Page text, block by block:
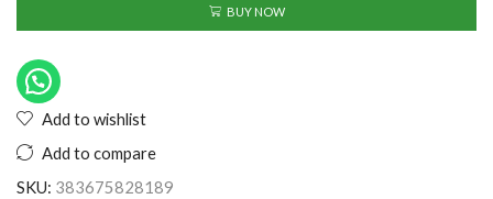
BUY NOW
Add to wishlist
Add to compare
SKU: 383675828189